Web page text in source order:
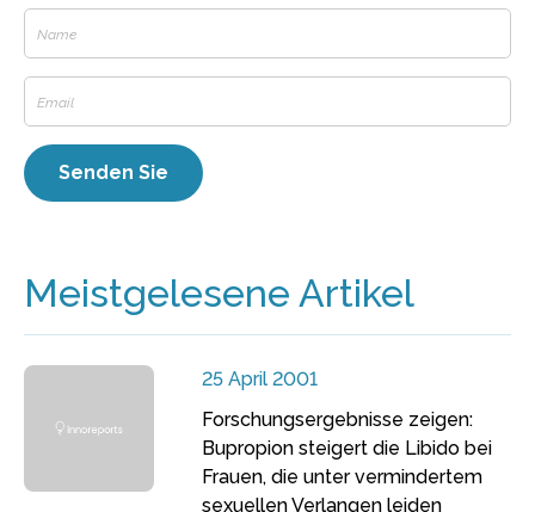
Meistgelesene Artikel
25 April 2001
Forschungsergebnisse zeigen:
Bupropion steigert die Libido bei
Frauen, die unter vermindertem
sexuellen Verlangen leiden